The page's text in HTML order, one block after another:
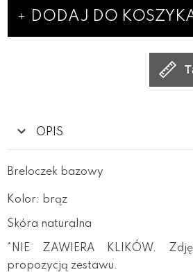
DODAJ DO
OPIS
Breloczek bazowy
Kolor: brąz
Skóra naturalna
*NIE ZAWIERA KLIKÓW.
propozycją zestawu.